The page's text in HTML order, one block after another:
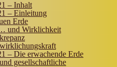
– Inhalt
– Einleitung
Erde
und Wirklichkeit
– Die erwachende Erde
gesellschaftliche